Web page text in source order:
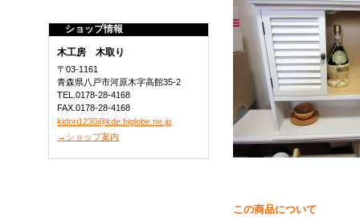
この商品について
ショップ情報
木工房 木取り
〒03-1161
青森県八戸市河原木字高館35-2
TEL.0178-28-4168
FAX.0178-28-4168
kidori1230@kde.biglobe.ne.jp
→ショップ案内